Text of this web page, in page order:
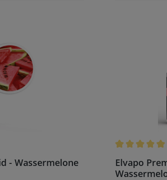
- Wassermelone
Elvapo